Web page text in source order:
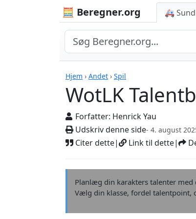
🧮 Beregner.org 🚑
Hjem › Andet › Spil
WotLK
Forfatter: Henrick Yau
Udskriv denne side- 4. august
Citer dette| Link til dette|
WotLK
Planlæg din karakters talenter med
Vælg din klasse, fordel talentpoint,